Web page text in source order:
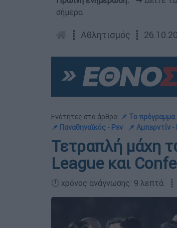
σήμερα
┋ Αθλητισμός ┋
Ενότητες στο άρθρο: 📌 Το
📌 Παναθηναϊκός - Ρεν
📌 Αμπερντίν
Τετραπλή μάχη
League και
🕛 χρόνος ανάγνωσης: 9 λεπτά